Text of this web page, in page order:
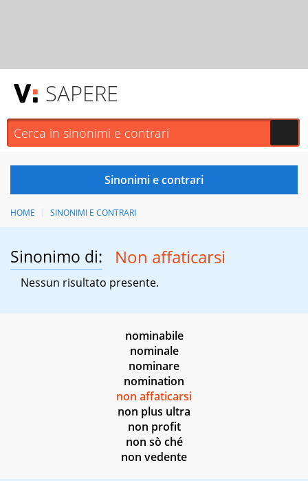
SAPERE
HOME SINONIMI E CONTRARI
Sinonimo di: Non affaticarsi
Nessun risultato presente.
nominabile
nominale
nominare
nomination
non affaticarsi
non plus ultra
non profit
non sò ché
non vedente